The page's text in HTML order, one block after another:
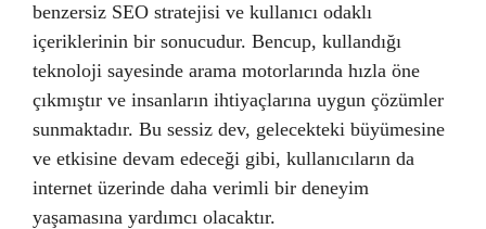
benzersiz SEO stratejisi ve kullanıcı odaklı
içeriklerinin bir sonucudur. Bencup, kullandığı
teknoloji sayesinde arama motorlarında hızla öne
çıkmıştır ve insanların ihtiyaçlarına uygun çözümler
sunmaktadır. Bu sessiz dev, gelecekteki büyümesine
ve etkisine devam edeceği gibi, kullanıcıların da
internet üzerinde daha verimli bir deneyim
yaşamasına yardımcı olacaktır.